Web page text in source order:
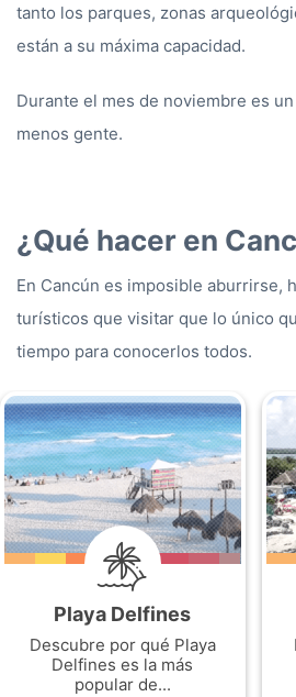
tanto los parques, zonas
están a su máxima capacidad.
Durante el mes de noviembre es
menos gente.
¿Qué hacer en
En Cancún es imposible aburrirse,
turísticos que visitar que lo único
tiempo para conocerlos todos.
Playa Delfines
Descubre por qué Playa
Delfines es la más
popular de...